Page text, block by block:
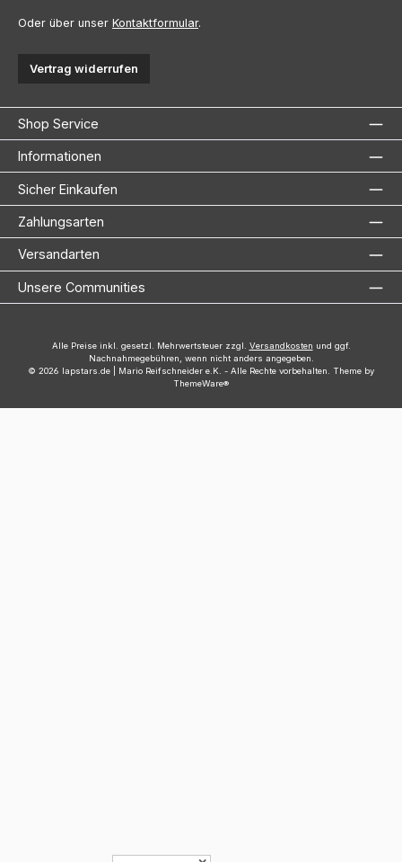
Oder über unser Kontaktformular.
Vertrag widerrufen
Shop Service
Informationen
Sicher Einkaufen
Zahlungsarten
Versandarten
Unsere Communities
Alle Preise inkl. gesetzl. Mehrwertsteuer zzgl. Versandkosten und ggf.
Nachnahmegebühren, wenn nicht anders angegeben.
© 2026 lapstars.de | Mario Reifschneider e.K. - Alle Rechte vorbehalten. Theme by
ThemeWare®